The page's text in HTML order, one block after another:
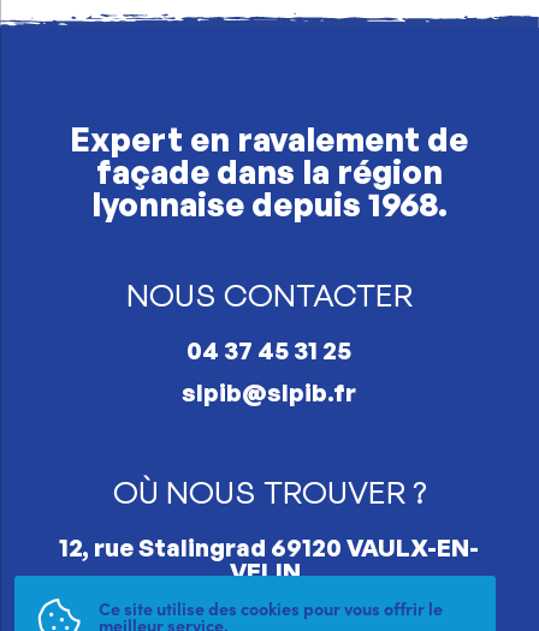
Expert en ravalement de
façade dans la région
lyonnaise depuis 1968.
NOUS CONTACTER
04 37 45 31 25
slpib@slpib.fr
OÙ NOUS TROUVER ?
12, rue Stalingrad 69120 VAULX-EN-
VELIN.
Ce site utilise des cookies pour vous offrir le
meilleur service.